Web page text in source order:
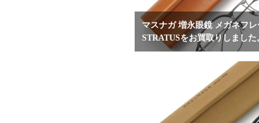
マスナガ 増永眼鏡 メガネフレ
STRATUSをお買取りしました